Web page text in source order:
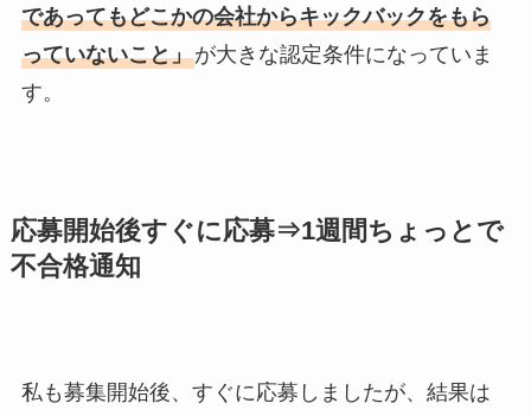
であってもどこかの会社からキックバックをもら
っていないこと」が大きな認定条件になっていま
す。
応募開始後すぐに応募⇒1週間ちょっとで
不合格通知
私も募集開始後、すぐに応募しましたが、結果は